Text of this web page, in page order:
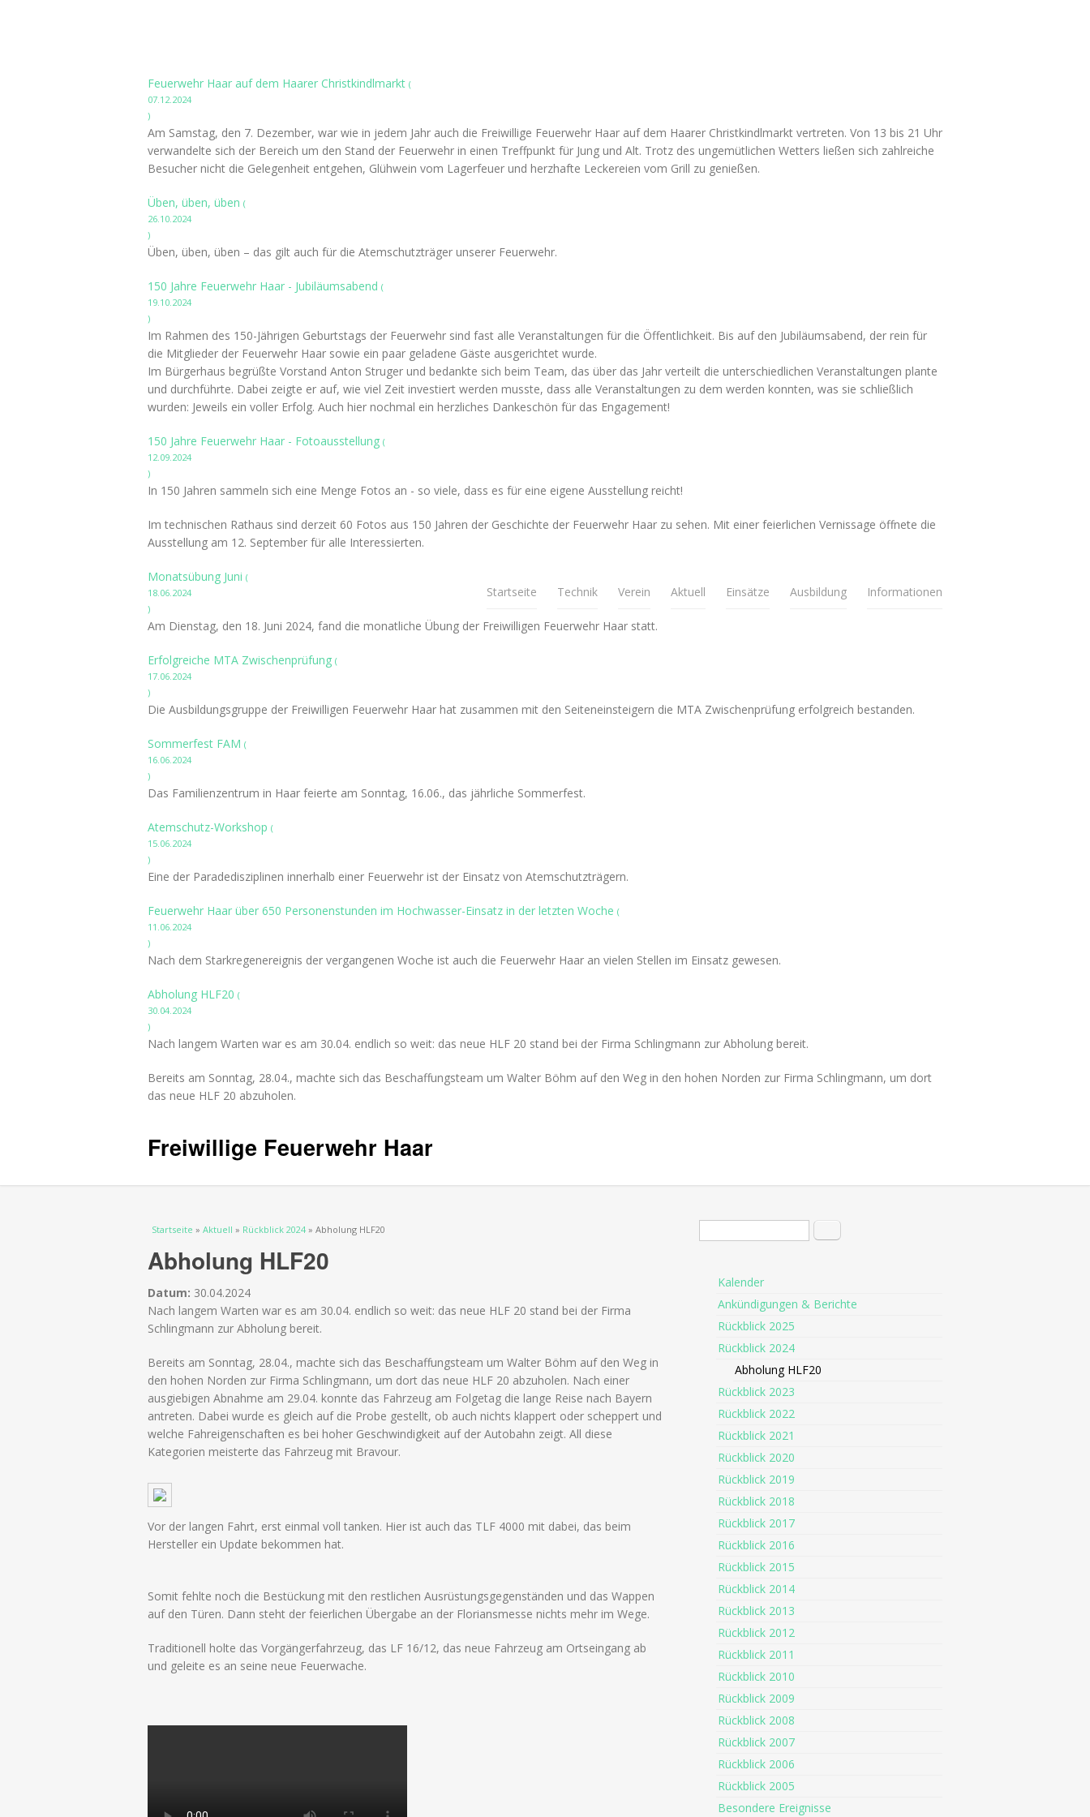
Startseite Technik Verein Aktuell Einsätze Ausbildung Informationen
Feuerwehr Haar auf dem Haarer Christkindlmarkt (
07.12.2024
)
Am Samstag, den 7. Dezember, war wie in jedem Jahr auch die Freiwillige Feuerwehr Haar auf dem Haarer Christkindlmarkt vertreten. Von 13 bis 21 Uhr
verwandelte sich der Bereich um den Stand der Feuerwehr in einen Treffpunkt für Jung und Alt. Trotz des ungemütlichen Wetters ließen sich zahlreiche
Besucher nicht die Gelegenheit entgehen, Glühwein vom Lagerfeuer und herzhafte Leckereien vom Grill zu genießen.
Üben, üben, üben (
26.10.2024
)
Üben, üben, üben – das gilt auch für die Atemschutzträger unserer Feuerwehr.
150 Jahre Feuerwehr Haar - Jubiläumsabend (
19.10.2024
)
Im Rahmen des 150-Jährigen Geburtstags der Feuerwehr sind fast alle Veranstaltungen für die Öffentlichkeit. Bis auf den Jubiläumsabend, der rein für
die Mitglieder der Feuerwehr Haar sowie ein paar geladene Gäste ausgerichtet wurde.
Im Bürgerhaus begrüßte Vorstand Anton Struger und bedankte sich beim Team, das über das Jahr verteilt die unterschiedlichen Veranstaltungen plante
und durchführte. Dabei zeigte er auf, wie viel Zeit investiert werden musste, dass alle Veranstaltungen zu dem werden konnten, was sie schließlich
wurden: Jeweils ein voller Erfolg. Auch hier nochmal ein herzliches Dankeschön für das Engagement!
150 Jahre Feuerwehr Haar - Fotoausstellung (
12.09.2024
)
In 150 Jahren sammeln sich eine Menge Fotos an - so viele, dass es für eine eigene Ausstellung reicht!
Im technischen Rathaus sind derzeit 60 Fotos aus 150 Jahren der Geschichte der Feuerwehr Haar zu sehen. Mit einer feierlichen Vernissage öffnete die
Ausstellung am 12. September für alle Interessierten.
Monatsübung Juni (
18.06.2024
)
Am Dienstag, den 18. Juni 2024, fand die monatliche Übung der Freiwilligen Feuerwehr Haar statt.
Erfolgreiche MTA Zwischenprüfung (
17.06.2024
)
Die Ausbildungsgruppe der Freiwilligen Feuerwehr Haar hat zusammen mit den Seiteneinsteigern die MTA Zwischenprüfung erfolgreich bestanden.
Sommerfest FAM (
16.06.2024
)
Das Familienzentrum in Haar feierte am Sonntag, 16.06., das jährliche Sommerfest.
Atemschutz-Workshop (
15.06.2024
)
Eine der Paradedisziplinen innerhalb einer Feuerwehr ist der Einsatz von Atemschutzträgern.
Feuerwehr Haar über 650 Personenstunden im Hochwasser-Einsatz in der letzten Woche (
11.06.2024
)
Nach dem Starkregenereignis der vergangenen Woche ist auch die Feuerwehr Haar an vielen Stellen im Einsatz gewesen.
Abholung HLF20 (
30.04.2024
)
Nach langem Warten war es am 30.04. endlich so weit: das neue HLF 20 stand bei der Firma Schlingmann zur Abholung bereit.
Bereits am Sonntag, 28.04., machte sich das Beschaffungsteam um Walter Böhm auf den Weg in den hohen Norden zur Firma Schlingmann, um dort
das neue HLF 20 abzuholen.
Freiwillige Feuerwehr Haar
Sie sind hier
Startseite » Aktuell » Rückblick 2024 » Abholung HLF20
Abholung HLF20
Datum: 30.04.2024
Nach langem Warten war es am 30.04. endlich so weit: das neue HLF 20 stand bei der Firma
Schlingmann zur Abholung bereit.
Bereits am Sonntag, 28.04., machte sich das Beschaffungsteam um Walter Böhm auf den Weg in
den hohen Norden zur Firma Schlingmann, um dort das neue HLF 20 abzuholen. Nach einer
ausgiebigen Abnahme am 29.04. konnte das Fahrzeug am Folgetag die lange Reise nach Bayern
antreten. Dabei wurde es gleich auf die Probe gestellt, ob auch nichts klappert oder scheppert und
welche Fahreigenschaften es bei hoher Geschwindigkeit auf der Autobahn zeigt. All diese
Kategorien meisterte das Fahrzeug mit Bravour.
Vor der langen Fahrt, erst einmal voll tanken. Hier ist auch das TLF 4000 mit dabei, das beim
Hersteller ein Update bekommen hat.
Somit fehlte noch die Bestückung mit den restlichen Ausrüstungsgegenständen und das Wappen
auf den Türen. Dann steht der feierlichen Übergabe an der Floriansmesse nichts mehr im Wege.
Traditionell holte das Vorgängerfahrzeug, das LF 16/12, das neue Fahrzeug am Ortseingang ab
und geleite es an seine neue Feuerwache.
Suchformular Suche
Kalender
Ankündigungen & Berichte
Rückblick 2025
Rückblick 2024
Abholung HLF20
Rückblick 2023
Rückblick 2022
Rückblick 2021
Rückblick 2020
Rückblick 2019
Rückblick 2018
Rückblick 2017
Rückblick 2016
Rückblick 2015
Rückblick 2014
Rückblick 2013
Rückblick 2012
Rückblick 2011
Rückblick 2010
Rückblick 2009
Rückblick 2008
Rückblick 2007
Rückblick 2006
Rückblick 2005
Besondere Ereignisse